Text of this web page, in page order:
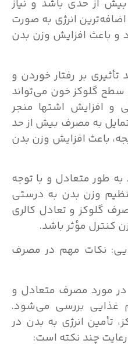
از حدی باشد و نیاز
اضافه‌ترین انرژی به صورت
باعث افزایش وزن بدن
تأثیری بر رفتار خوردن و
گلوکز خون می‌تواند
و افزایش اشتها منجر
به مصرف بیش از حد
باعث افزایش وزن بدن
به طور متعادل و با توجه
تنظیم وزن بدن به درستی
گلوکز و تعادل کالری
کنترل مؤثر باشد.
غذایی: نکات مهم در مصرف
مورد مصرف متعادل و
غذایی بررسی می‌شود.
تأمین انرژی به بدن در
رعایت چند نکته است: